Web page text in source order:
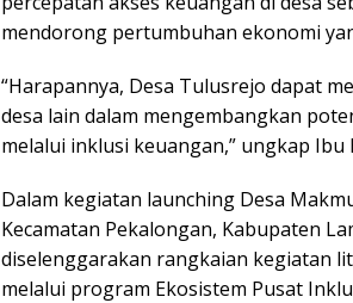
mendorong pertumbuhan ekonomi
“Harapannya, Desa Tulusrejo dapat
desa lain dalam mengembangkan
melalui inklusi keuangan,” ungkap Ibu
Dalam kegiatan launching Desa
Kecamatan Pekalongan, Kabupaten
diselenggarakan rangkaian kegiatan
melalui program Ekosistem Pusat